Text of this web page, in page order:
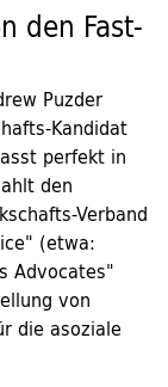
den Fast-
Puzder
Kandidat
perfekt in
den
Verband
(etwa:
Advocates"
von
die asoziale